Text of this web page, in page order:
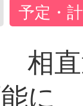
予定・
相
に